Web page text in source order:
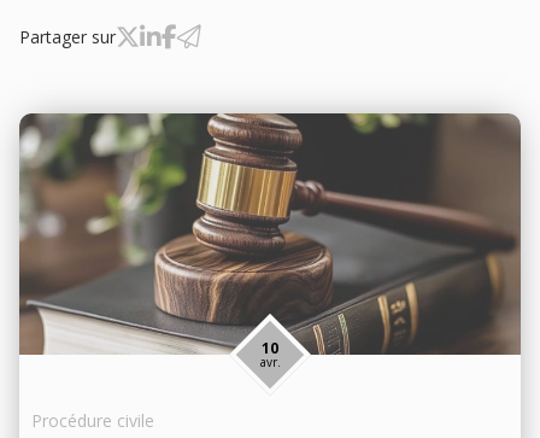
Partager sur
10
avr.
Procédure civile